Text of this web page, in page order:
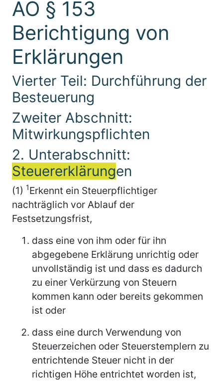
AO § 153
Berichtigung von
Erklärungen
Vierter Teil: Durchführung der
Besteuerung
Zweiter Abschnitt:
Mitwirkungspflichten
2. Unterabschnitt:
Steuererklärungen
(1) 1Erkennt ein Steuerpflichtiger
nachträglich vor Ablauf der
Festsetzungsfrist,
dass eine von ihm oder für ihn
abgegebene Erklärung unrichtig oder
unvollständig ist und dass es dadurch
zu einer Verkürzung von Steuern
kommen kann oder bereits gekommen
ist oder
dass eine durch Verwendung von
Steuerzeichen oder Steuerstemplern zu
entrichtende Steuer nicht in der
richtigen Höhe entrichtet worden ist,